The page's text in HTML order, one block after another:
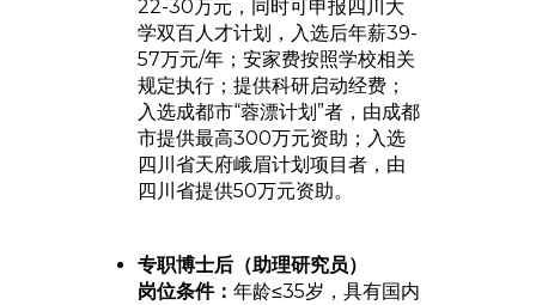
22-30万元，同时可申报四川大
学双百人才计划，入选后年薪39-
57万元/年；安家费按照学校相关
规定执行；提供科研启动经费；
入选成都市“蓉漂计划”者，由成都
市提供最高300万元资助；入选
四川省天府峨眉计划项目者，由
四川省提供50万元资助。
专职博士后（助理研究员）
岗位条件： 年龄≤35岁，具有国内